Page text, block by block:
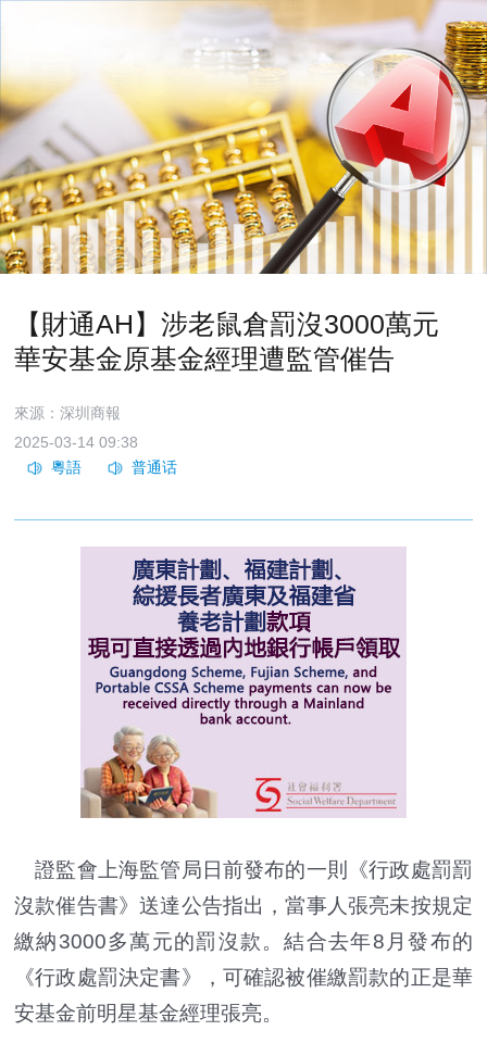
【財通AH】涉老鼠倉罰沒3000萬元
華安基金原基金經理遭監管催告
來源：深圳商報
2025-03-14 09:38
證監會上海監管局日前發布的一則《行政處罰罰
沒款催告書》送達公告指出，當事人張亮未按規定
繳納3000多萬元的罰沒款。結合去年8月發布的
《行政處罰決定書》，可確認被催繳罰款的正是華
安基金前明星基金經理張亮。